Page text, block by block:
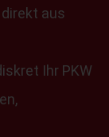
aus
Ihr PKW